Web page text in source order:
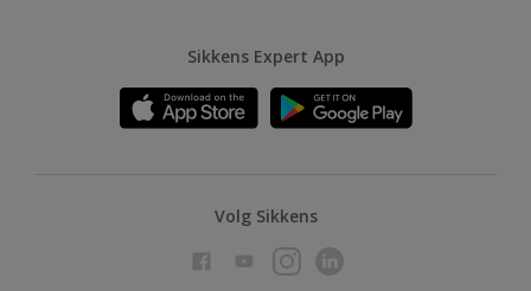
Sikkens Expert App
Volg Sikkens